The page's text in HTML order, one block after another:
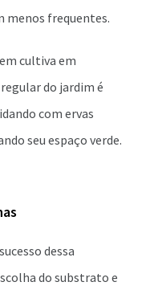
menos frequentes.
cultiva em
do jardim é
com ervas
seu espaço verde.
dessa
do substrato e